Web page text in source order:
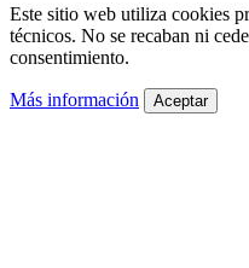
Este sitio web utiliza cookies
técnicos. No se recaban ni
consentimiento.
Más información Aceptar